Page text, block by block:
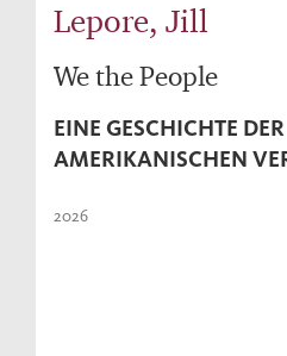
Lepore, Jill
We the People
EINE GESCHICHTE DER
AMERIKANISCHEN
2026